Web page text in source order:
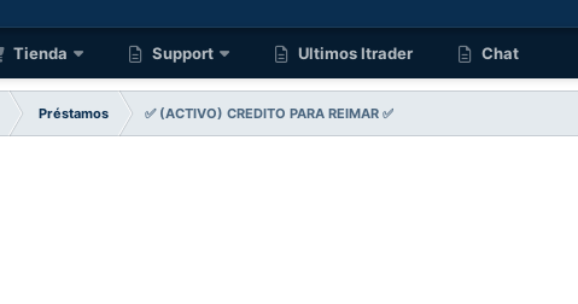
Tienda Support Ultimos Itrader Chat
Préstamos ✅️ (ACTIVO) CREDITO PARA REIMAR ✅️